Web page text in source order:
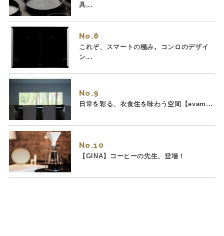
具...
No.
これぞ、スマートの極み。コンロのデザイ
ン...
No.
日常を彩る、衣食住を味わう空間【evam...
No.
【GINA】コーヒーの先生、登場！